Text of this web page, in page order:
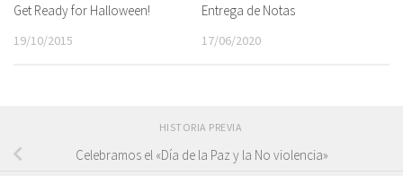
Get Ready for Halloween!
19/10/2015
Entrega de Notas
17/06/2020
HISTORIA PREVIA
Celebramos el «Día de la Paz y la No violencia»